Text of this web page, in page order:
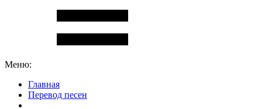
Меню:
Главная
Перевод песен